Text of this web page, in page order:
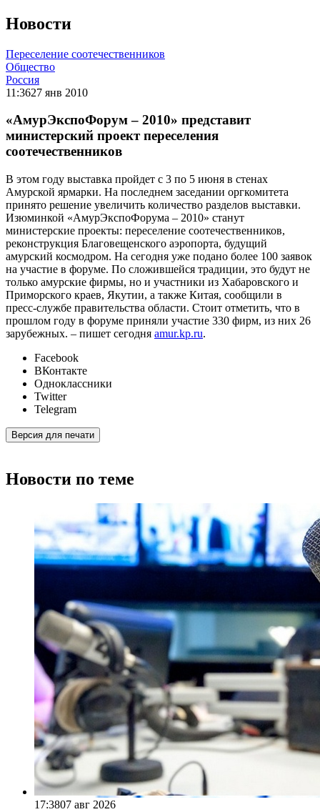
Новости
Переселение соотечественников
Общество
Россия
11:3627 янв 2010
«АмурЭкспоФорум – 2010» представит
министерский проект переселения
соотечественников
В этом году выставка пройдет с 3 по 5 июня в стенах
Амурской ярмарки. На последнем заседании оргкомитета
принято решение увеличить количество разделов выставки.
Изюминкой «АмурЭкспоФорума – 2010» станут
министерские проекты: переселение соотечественников,
реконструкция Благовещенского аэропорта, будущий
амурский космодром. На сегодня уже подано более 100 заявок
на участие в форуме. По сложившейся традиции, это будут не
только амурские фирмы, но и участники из Хабаровского и
Приморского краев, Якутии, а также Китая, сообщили в
пресс-службе правительства области. Стоит отметить, что в
прошлом году в форуме приняли участие 330 фирм, из них 26
зарубежных. – пишет сегодня amur.kp.ru.
Facebook
ВКонтакте
Одноклассники
Twitter
Telegram
Версия для печати
Новости по теме
17:3807 авг 2026